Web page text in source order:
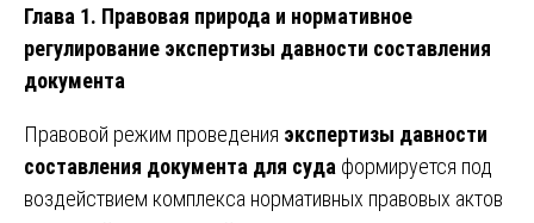
Глава 1. Правовая природа и нормативное
регулирование экспертизы давности составления
документа
Правовой режим проведения экспертизы давности
составления документа для суда формируется под
воздействием комплекса нормативных правовых актов